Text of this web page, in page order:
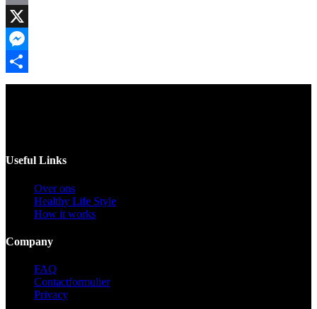
Email
X
Messenger
Delen
Useful Links
Over ons
Healthy Life Style
How it works
Company
FAQ
Contactformulier
Privacy